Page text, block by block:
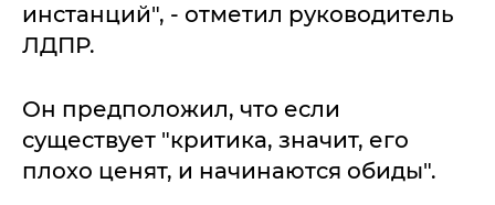
инстанций", - отметил руководитель
ЛДПР.
Он предположил, что если
существует "критика, значит, его
плохо ценят, и начинаются обиды".